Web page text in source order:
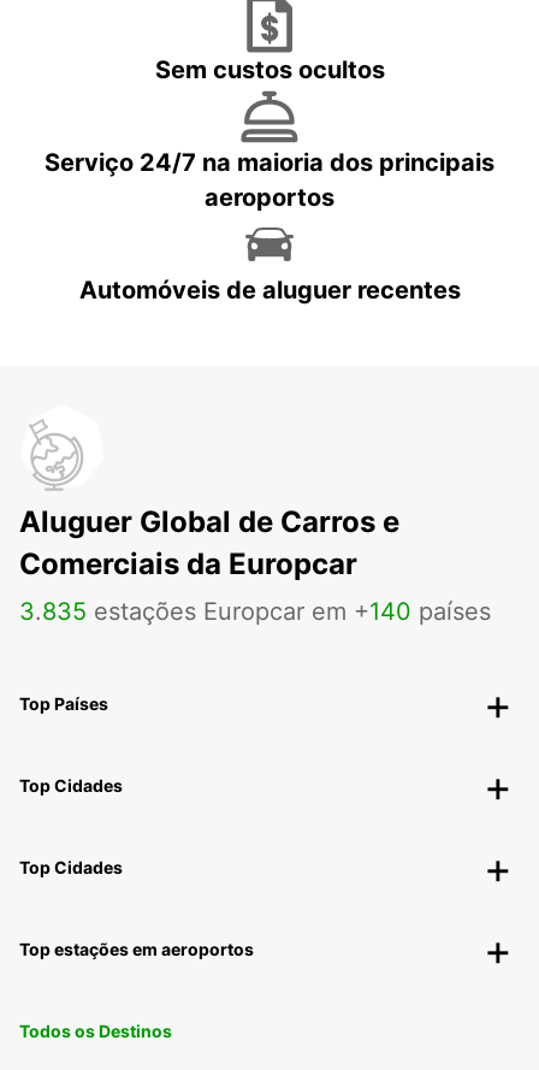
Sem custos ocultos
Serviço 24/7 na maioria dos principais
aeroportos
Automóveis de aluguer recentes
Aluguer Global de Carros e
Comerciais da Europcar
3.835 estações Europcar em +140 países
Top Países
Top Cidades
Top Cidades
Top estações em aeroportos
Todos os Destinos